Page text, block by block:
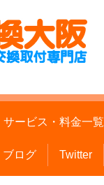
サービス・料金一覧
ブログ Twitter